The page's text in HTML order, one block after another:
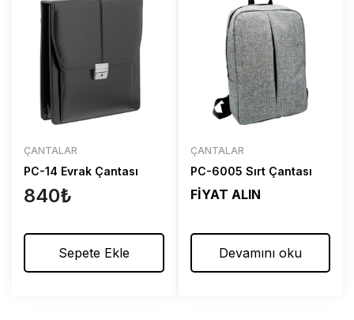
ÇANTALAR
PC-14 Evrak Çantası
840₺
Sepete Ekle
ÇANTALAR
PC-6005 Sırt Çantası
FİYAT ALIN
Devamını oku